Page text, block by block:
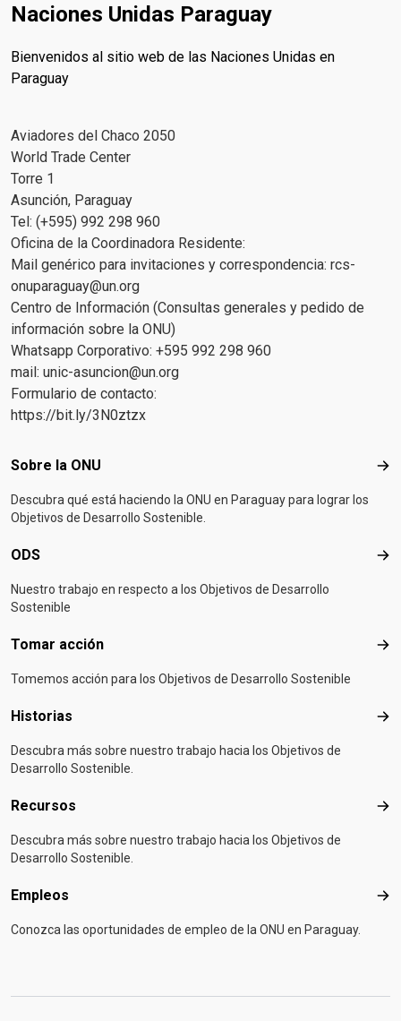
Naciones Unidas Paraguay
Bienvenidos al sitio web de las Naciones Unidas en
Paraguay
Aviadores del Chaco 2050
World Trade Center
Torre 1
Asunción, Paraguay
Tel: (+595) 992 298 960
Oficina de la Coordinadora Residente:
Mail genérico para invitaciones y correspondencia: rcs-
onuparaguay@un.org
Centro de Información (Consultas generales y pedido de
información sobre la ONU)
Whatsapp Corporativo: +595 992 298 960
mail: unic-asuncion@un.org
Formulario de contacto:
https://bit.ly/3N0ztzx
Footer menu
Sobre la ONU
Descubra qué está haciendo la ONU en Paraguay para lograr los
Objetivos de Desarrollo Sostenible.
ODS
Nuestro trabajo en respecto a los Objetivos de Desarrollo
Sostenible
Tomar acción
Tomemos acción para los Objetivos de Desarrollo Sostenible
Historias
Descubra más sobre nuestro trabajo hacia los Objetivos de
Desarrollo Sostenible.
Recursos
Descubra más sobre nuestro trabajo hacia los Objetivos de
Desarrollo Sostenible.
Empleos
Conozca las oportunidades de empleo de la ONU en Paraguay.